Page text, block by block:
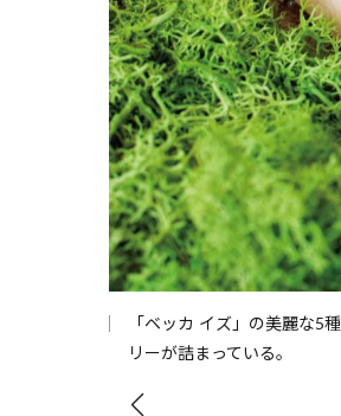
「ベッカ イズ」の美麗な5
リーが詰まっている。